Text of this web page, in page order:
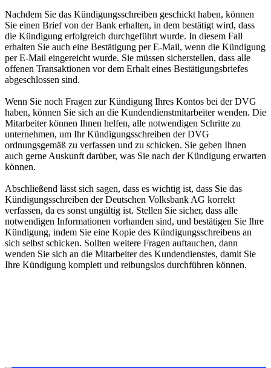
Nachdem Sie das Kündigungsschreiben geschickt haben, können
Sie einen Brief von der Bank erhalten, in dem bestätigt wird, dass
die Kündigung erfolgreich durchgeführt wurde. In diesem Fall
erhalten Sie auch eine Bestätigung per E-Mail, wenn die Kündigung
per E-Mail eingereicht wurde. Sie müssen sicherstellen, dass alle
offenen Transaktionen vor dem Erhalt eines Bestätigungsbriefes
abgeschlossen sind.
Wenn Sie noch Fragen zur Kündigung Ihres Kontos bei der DVG
haben, können Sie sich an die Kundendienstmitarbeiter wenden. Die
Mitarbeiter können Ihnen helfen, alle notwendigen Schritte zu
unternehmen, um Ihr Kündigungsschreiben der DVG
ordnungsgemäß zu verfassen und zu schicken. Sie geben Ihnen
auch gerne Auskunft darüber, was Sie nach der Kündigung erwarten
können.
Abschließend lässt sich sagen, dass es wichtig ist, dass Sie das
Kündigungsschreiben der Deutschen Volksbank AG korrekt
verfassen, da es sonst ungültig ist. Stellen Sie sicher, dass alle
notwendigen Informationen vorhanden sind, und bestätigen Sie Ihre
Kündigung, indem Sie eine Kopie des Kündigungsschreibens an
sich selbst schicken. Sollten weitere Fragen auftauchen, dann
wenden Sie sich an die Mitarbeiter des Kundendienstes, damit Sie
Ihre Kündigung komplett und reibungslos durchführen können.